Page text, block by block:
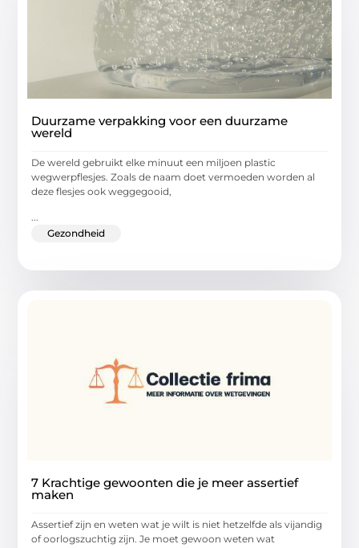
Duurzame verpakking voor een duurzame
wereld
De wereld gebruikt elke minuut een miljoen plastic
wegwerpflesjes. Zoals de naam doet vermoeden worden al
deze flesjes ook weggegooid,
...
Gezondheid
7 Krachtige gewoonten die je meer assertief
maken
Assertief zijn en weten wat je wilt is niet hetzelfde als vijandig
of oorlogszuchtig zijn. Je moet gewoon weten wat